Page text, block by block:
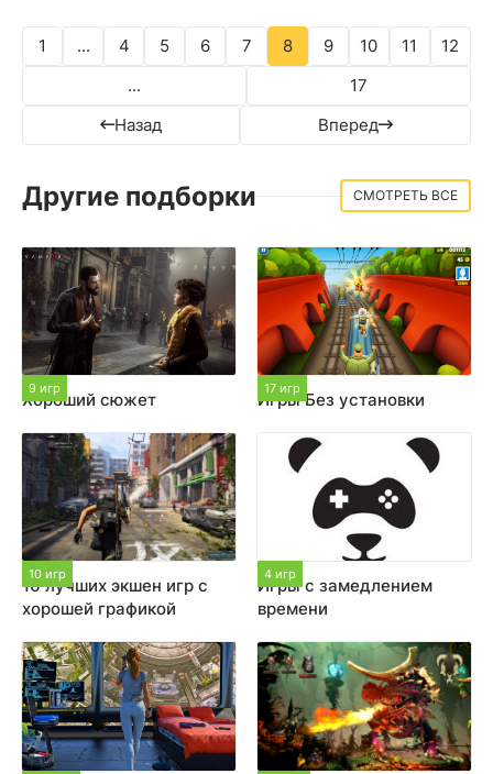
Назад
1 ... 4 5 6 7 8 9 10 11
12
...
17
Вперед
Другие подборки СМОТРЕТЬ ВСЕ
9 игр
Хороший сюжет
17 игр
Игры Без установки
10 игр
10 лучших экшен игр с
хорошей графикой
4 игр
Игры с замедлением
времени